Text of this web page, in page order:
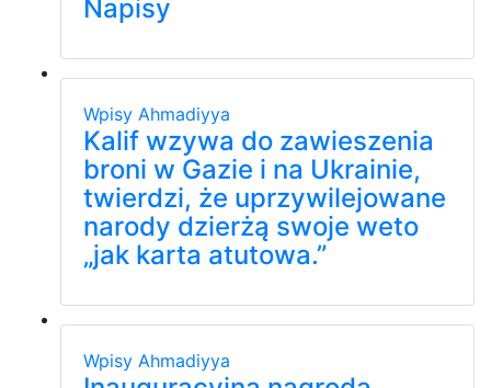
Napisy
Wpisy Ahmadiyya
Kalif wzywa do zawieszenia
broni w Gazie i na Ukrainie,
twierdzi, że uprzywilejowane
narody dzierżą swoje weto
„jak karta atutowa.”
Wpisy Ahmadiyya